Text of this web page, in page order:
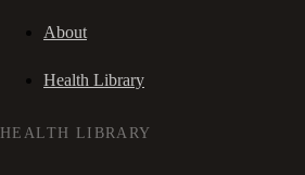
About
Health Library
HEALTH LIBRARY